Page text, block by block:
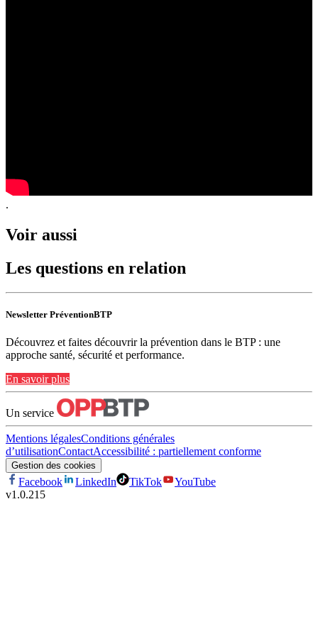
.
Voir aussi
Les questions en relation
Newsletter PréventionBTP
Découvrez et faites découvrir la prévention dans le BTP : une
approche santé, sécurité et performance.
En savoir plus
Un service
Mentions légalesConditions générales
d’utilisationContactAccessibilité : partiellement conforme
Gestion des cookies
Facebook LinkedIn TikTok
YouTube
v1.0.215